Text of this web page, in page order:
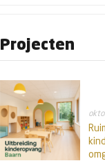
Projecten